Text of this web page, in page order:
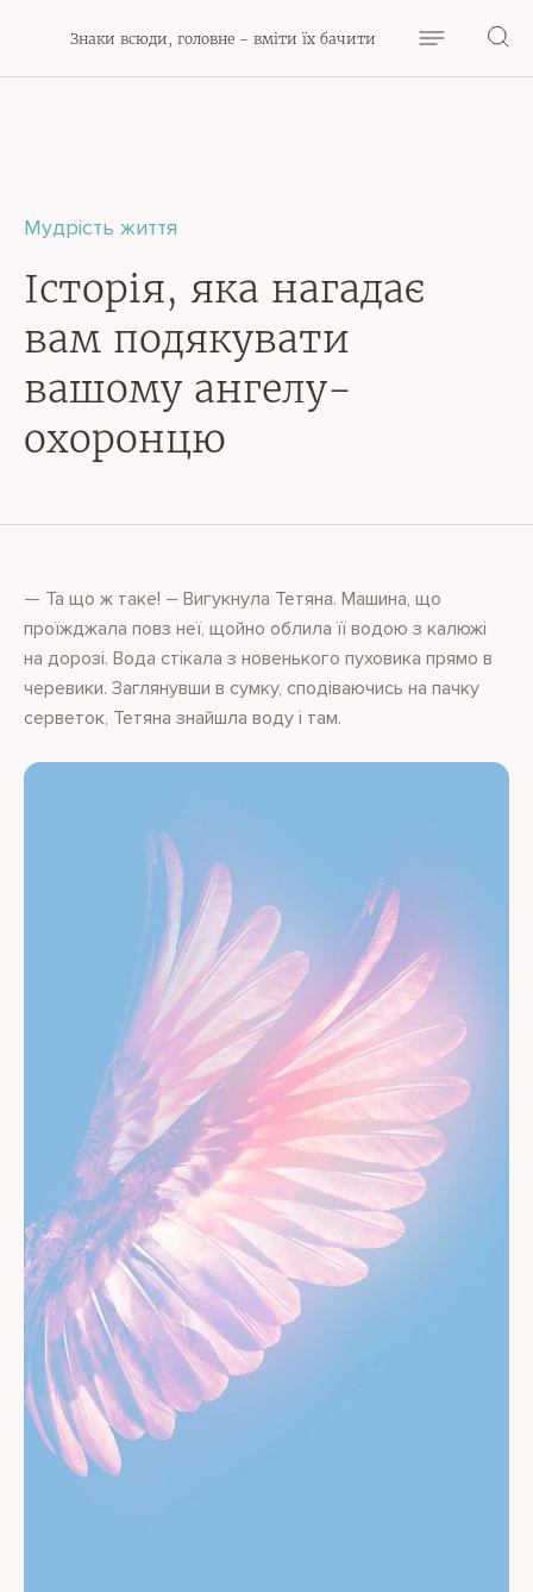
Знаки всюди, головне - вміти їх бачити
Мудрість життя
Історія, яка нагадає
вам подякувати
вашому ангелу-
охоронцю
— Та що ж таке! – Вигукнула Тетяна. Машина, що
проїжджала повз неї, щойно облила її водою з калюжі
на дорозі. Вода стікала з новенького пуховика прямо в
черевики. Заглянувши в сумку, сподіваючись на пачку
серветок, Тетяна знайшла воду і там.